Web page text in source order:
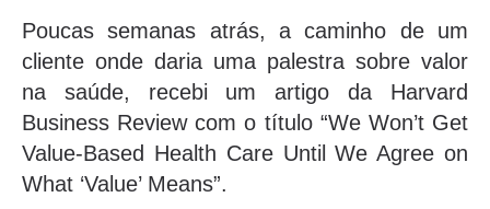
Poucas semanas atrás, a caminho de um
cliente onde daria uma palestra sobre valor
na saúde, recebi um artigo da Harvard
Business Review com o título “We Won’t Get
Value-Based Health Care Until We Agree on
What ‘Value’ Means”.